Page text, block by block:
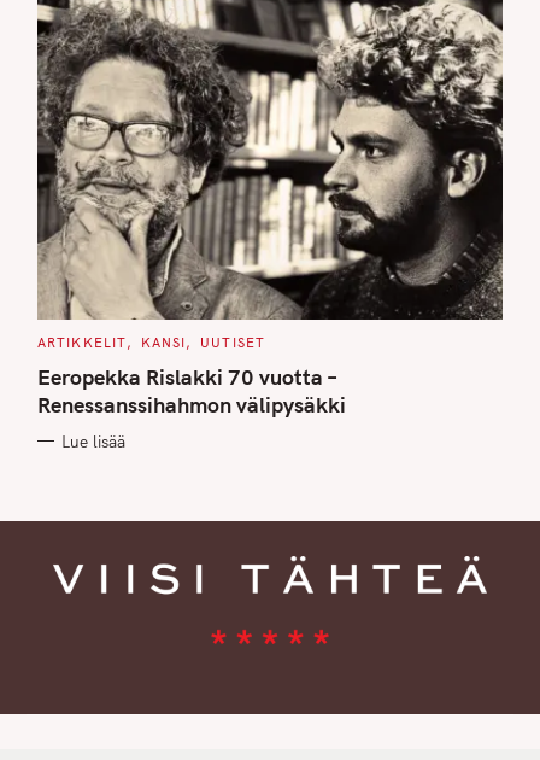
C
T
E
G
O
I
ARTIKKELIT KANSI UUTISET
Eeropekka Rislakki 70 vuotta –
Renessanssihahmon välipysäkki
Lue lisää